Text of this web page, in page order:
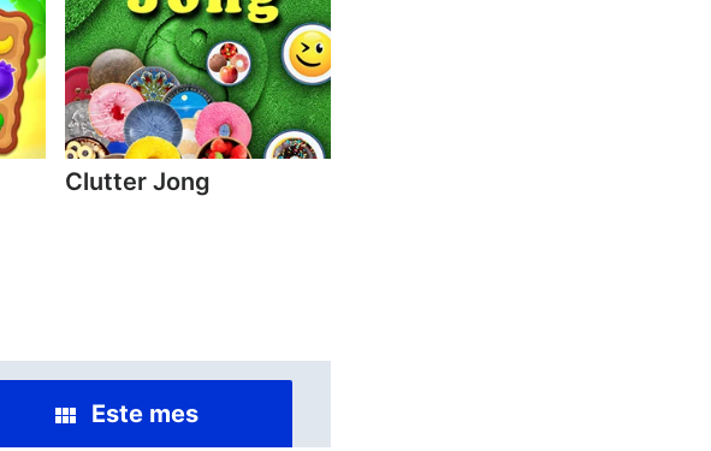
Clutter Jong
Este mes